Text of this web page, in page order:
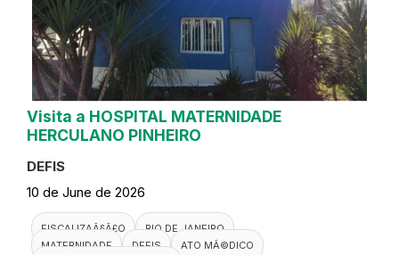
Visita a HOSPITAL MATERNIDADE
HERCULANO PINHEIRO
DEFIS
10 de June de 2026
FISCALIZAÃ§Ã£O
RIO DE JANEIRO
MATERNIDADE
DEFIS
ATO MÃ©DICO